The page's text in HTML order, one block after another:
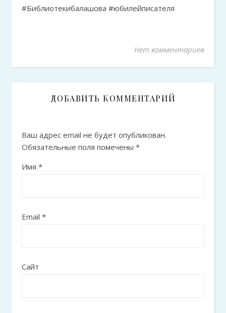
#Библиотекибалашова #юбилейписателя
Нет комментариев
ДОБАВИТЬ КОММЕНТАРИЙ
Ваш адрес email не будет опубликован.
Обязательные поля помечены *
Имя *
Email *
Сайт